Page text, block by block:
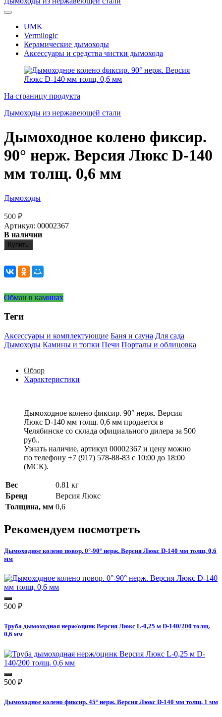
UMK
Vermilogic
Керамические дымоходы
Аксессуары и средства чистки дымохода
На страницу продукта
Дымоходы из нержавеющей стали
Дымоходное колено фиксир.
90° нерж. Версия Люкс D-140
мм толщ. 0,6 мм
Дымоходы
500 ₽
Артикул: 00002367
В наличии
Купить
Обман в каминах
Теги
Аксессуары и комплектующие Баня и сауна Для сада
Дымоходы Камины и топки Печи Порталы и облицовка
Обзор
Характеристики
Дымоходное колено фиксир. 90° нерж. Версия
Люкс D-140 мм толщ. 0,6 мм продается в
Челябинске со склада официального дилера за 500
руб..
Узнать наличие, артикул 00002367 и цену можно
по телефону +7 (917) 578-88-83 с 10:00 до 18:00
(МСК).
Вес
0.81 кг
Бренд
Версия Люкс
Толщина, мм 0,6
Рекомендуем посмотреть
Дымоходное колено повор. 0°-90° нерж. Версия Люкс D-140 мм толщ. 0,6
мм
500 ₽
Труба дымоходная нерж/оцинк Версия Люкс L-0,25 м D-140/200 толщ.
0,6 мм
500 ₽
Дымоходное колено фиксир. 45° нерж. Версия Люкс D-140 мм толщ. 1 мм